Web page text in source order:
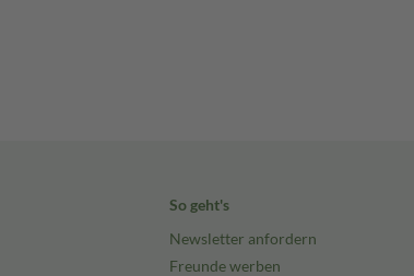
So geht's
Newsletter anfordern
Freunde werben